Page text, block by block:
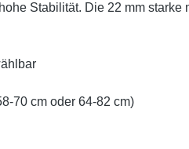
Stabilität. Die 22 mm
70 cm oder 64-82 cm)